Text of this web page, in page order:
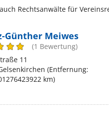
Rechtsanwälte für
Günther Meiwes
(1 Bewertung)
11
(Entfernung:
km)